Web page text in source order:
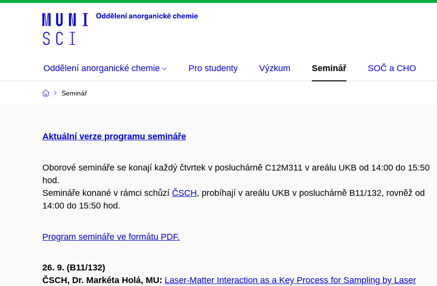
Oddělení anorganické chemie Pro studenty Výzkum Seminář SOČ a CHO
Seminář
Aktuální verze programu semináře
Oborové semináře se konají každý čtvrtek v posluchárně C12M311 v areálu UKB od 14:00 do 15:50
hod.
Semináře konané v rámci schůzí ČSCH, probíhají v areálu UKB v posluchárně B11/132, rovněž od
14:00 do 15:50 hod.
Program semináře ve formátu PDF.
26. 9. (B11/132)
ČSCH, Dr. Markéta Holá, MU: Laser-Matter Interaction as a Key Process for Sampling by Laser